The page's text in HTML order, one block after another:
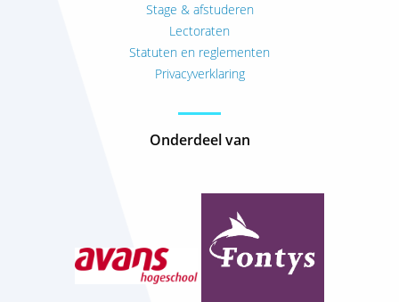
Stage & afstuderen
Lectoraten
Statuten en reglementen
Privacyverklaring
Onderdeel van